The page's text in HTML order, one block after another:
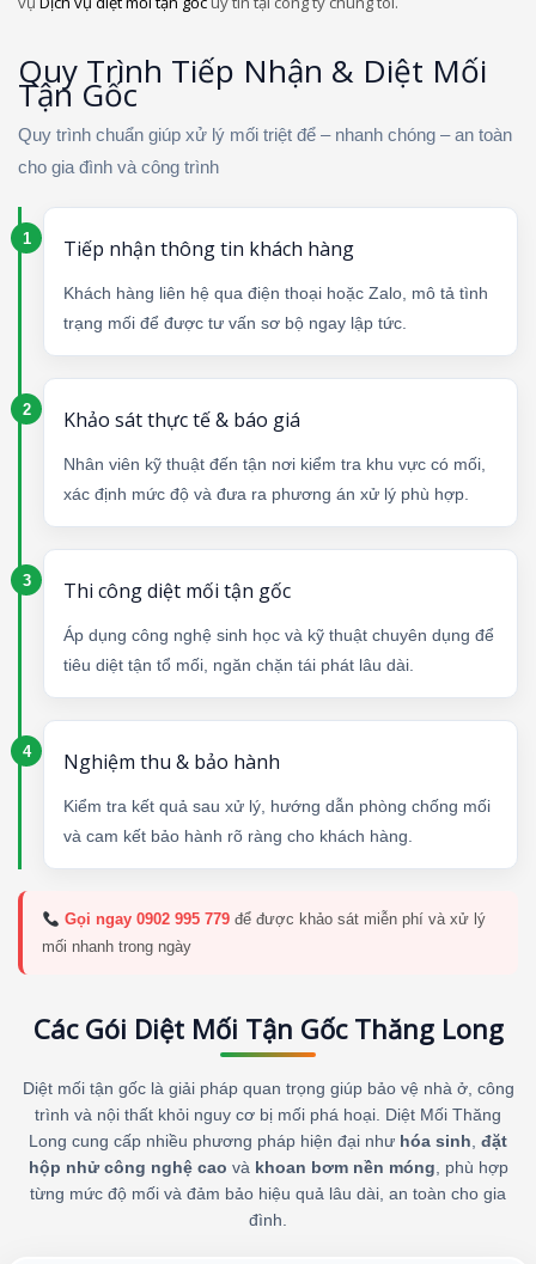
Quy Trình Tiếp Nhận & Diệt Mối
Tận Gốc
Quy trình chuẩn giúp xử lý mối triệt để – nhanh chóng – an toàn
cho gia đình và công trình
Tiếp nhận thông tin khách hàng
Khách hàng liên hệ qua điện thoại hoặc Zalo, mô tả tình
trạng mối để được tư vấn sơ bộ ngay lập tức.
Khảo sát thực tế & báo giá
Nhân viên kỹ thuật đến tận nơi kiểm tra khu vực có mối,
xác định mức độ và đưa ra phương án xử lý phù hợp.
Thi công diệt mối tận gốc
Áp dụng công nghệ sinh học và kỹ thuật chuyên dụng để
tiêu diệt tận tổ mối, ngăn chặn tái phát lâu dài.
Nghiệm thu & bảo hành
Kiểm tra kết quả sau xử lý, hướng dẫn phòng chống mối
và cam kết bảo hành rõ ràng cho khách hàng.
Gọi ngay 0902 995 779để được khảo sát miễn phí và xử lý
mối nhanh trong ngày
Các Gói Diệt Mối Tận Gốc Thăng Long
Diệt mối tận gốc là giải pháp quan trọng giúp bảo vệ nhà ở, công
trình và nội thất khỏi nguy cơ bị mối phá hoại. Diệt Mối Thăng
Long cung cấp nhiều phương pháp hiện đại như hóa sinh, đặt
hộp nhử công nghệ cao và khoan bơm nền móng, phù hợp
từng mức độ mối và đảm bảo hiệu quả lâu dài, an toàn cho gia
đình.